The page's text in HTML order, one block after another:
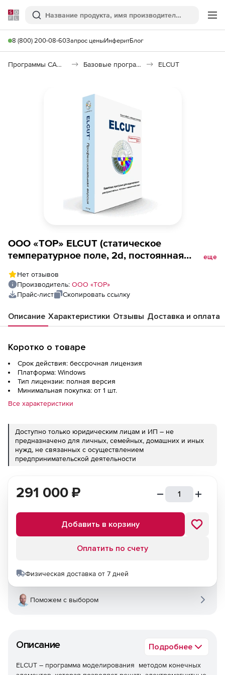
Softline
Поиск
8 (800) 200-08-60Запрос ценыИнферитБлог
Программы САПР и ГИС Базовые программы ELCUT
ООО «ТОР» ELCUT (статическое
температурное поле, 2d, постоянная
рабочих места
еще
Нет отзывов
Производитель: ООО «ТОР»
Прайс-лист
Скопировать ссылку
Описание Характеристики Отзывы Доставка и оплата
Коротко о товаре
Срок действия: бессрочная лицензия
Платформа: Windows
Тип лицензии: полная версия
Минимальная покупка: от 1 шт.
Все характеристики
Доступно только юридическим лицам и ИП – не
предназначено для личных, семейных, домашних и иных
нужд, не связанных с осуществлением
предпринимательской деятельности
Описание Подробнее
ELCUT – программа моделирования методом конечных
291 000 ₽
Добавить в корзину
Оплатить по счету
Физическая доставка от 7 дней
Поможем с выбором